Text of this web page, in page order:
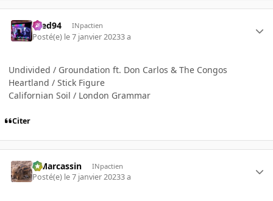
bred94 INpactien
Posté(e) le 7 janvier 20233 a
Undivided / Groundation ft. Don Carlos & The Congos
Heartland / Stick Figure
Californian Soil / London Grammar
Citer
ElMarcassin INpactien
Posté(e) le 7 janvier 20233 a